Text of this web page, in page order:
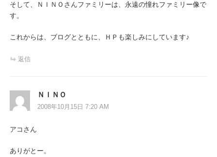
そして、ＮＩＮＯさんファミリーは、永遠の憧れファミリー像で
す。
これからは、ブログとともに、ＨＰも楽しみにしています♪
返信
ＮＩＮＯ
2008年10月15日 7:20 AM
アコさん
ありがとー。